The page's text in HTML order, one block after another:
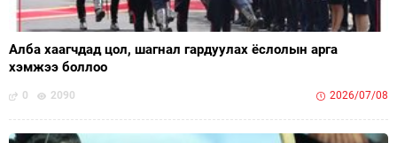
Алба хаагчдад цол, шагнал гардуулах ёслолын арга
хэмжээ боллоо
0 2090 2026/07/08